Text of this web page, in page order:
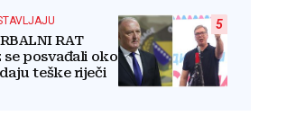
5
RAT
se posvađali oko
teške riječi